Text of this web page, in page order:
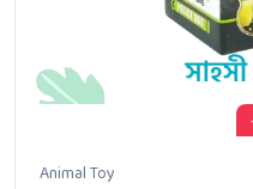
Animal Toy